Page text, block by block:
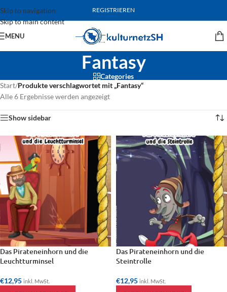
Skip to navigation
Skip to main content
REGISTRIEREN
MENU
Fantasy
Categories
Start/Produkte verschlagwortet mit „Fantasy“
Alle 6 Ergebnisse werden angezeigt
Show sidebar
Das Pirateneinhorn und die
Leuchtturminsel
€12,95 inkl. MwSt.
Das Pirateneinhorn und die
Steintrolle
€12,95 inkl. MwSt.